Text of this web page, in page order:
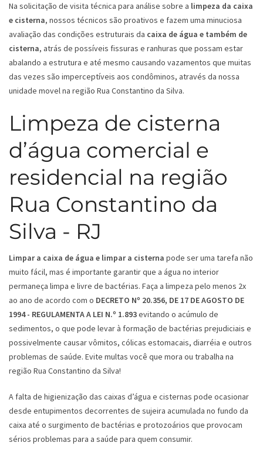
Na solicitação de visita técnica para análise sobre a limpeza da caixa
e cisterna, nossos técnicos são proativos e fazem uma minuciosa
avaliação das condições estruturais da caixa de água e também de
cisterna, atrás de possíveis fissuras e ranhuras que possam estar
abalando a estrutura e até mesmo causando vazamentos que muitas
das vezes são imperceptíveis aos condôminos, através da nossa
unidade movel na região Rua Constantino da Silva.
Limpeza de cisterna
d’água comercial e
residencial na região
Rua Constantino da
Silva - RJ
Limpar a caixa de água e limpar a cisterna pode ser uma tarefa não
muito fácil, mas é importante garantir que a água no interior
permaneça limpa e livre de bactérias. Faça a limpeza pelo menos 2x
ao ano de acordo com o DECRETO Nº 20.356, DE 17 DE AGOSTO DE
1994 - REGULAMENTA A LEI N.º 1.893evitando o acúmulo de
sedimentos, o que pode levar à formação de bactérias prejudiciais e
possivelmente causar vômitos, cólicas estomacais, diarréia e outros
problemas de saúde. Evite multas você que mora ou trabalha na
região Rua Constantino da Silva!
A falta de higienização das caixas d’água e cisternas pode ocasionar
desde entupimentos decorrentes de sujeira acumulada no fundo da
caixa até o surgimento de bactérias e protozoários que provocam
sérios problemas para a saúde para quem consumir.